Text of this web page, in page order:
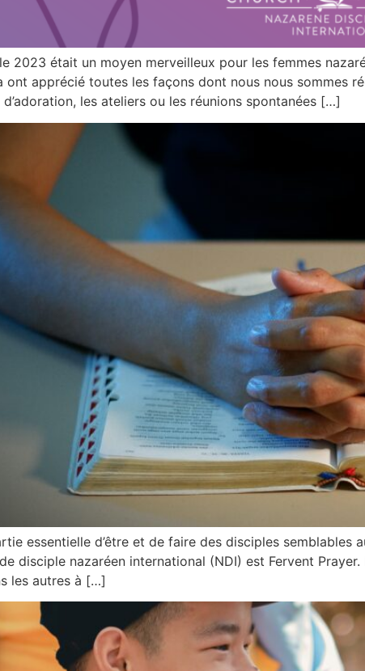
2023 était un moyen merveilleux pour les femmes
ont apprécié toutes les façons dont nous nous sommes
les ateliers ou les réunions spontanées […]
essentielle d’être et de faire des disciples
disciple nazaréen international (NDI) est Fervent
les autres à […]